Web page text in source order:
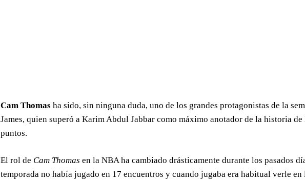
Cam Thomasha sido, sin ninguna duda, uno de los grandes protagonistas de la
James, quien superó a Karim Abdul Jabbar como máximo anotador de la historia
puntos.
El rol de Cam Thomas en la NBA ha cambiado drásticamente durante los pasados
temporada no había jugado en 17 encuentros y cuando jugaba era habitual verle